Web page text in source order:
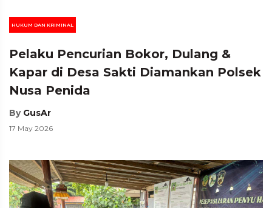
HUKUM DAN KRIMINAL
Pelaku Pencurian Bokor, Dulang &
Kapar di Desa Sakti Diamankan Polsek
Nusa Penida
By GusAr
17 May 2026